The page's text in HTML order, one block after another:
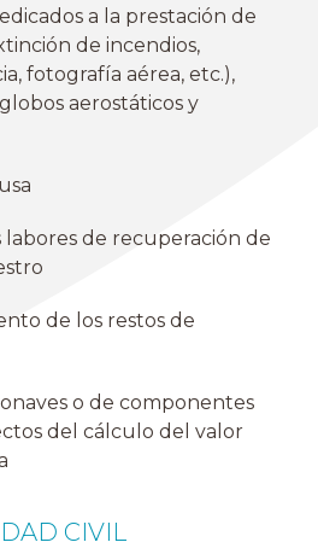
a la prestación de
de incendios,
fotografía aérea, etc.),
aerostáticos y
labores de recuperación de
de los restos de
o de componentes
del cálculo del valor
CIVIL